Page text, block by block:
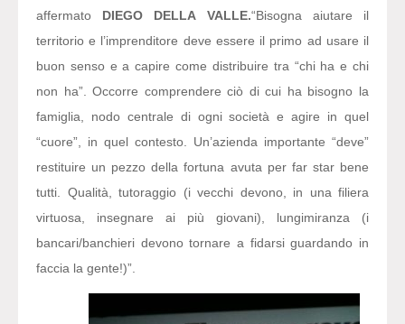
affermato DIEGO DELLA VALLE.“Bisogna aiutare il
territorio e l’imprenditore deve essere il primo ad usare il
buon senso e a capire come distribuire tra “chi ha e chi
non ha”. Occorre comprendere ciò di cui ha bisogno la
famiglia, nodo centrale di ogni società e agire in quel
“cuore”, in quel contesto. Un’azienda importante “deve”
restituire un pezzo della fortuna avuta per far star bene
tutti. Qualità, tutoraggio (i vecchi devono, in una filiera
virtuosa, insegnare ai più giovani), lungimiranza (i
bancari/banchieri devono tornare a fidarsi guardando in
faccia la gente!)”.